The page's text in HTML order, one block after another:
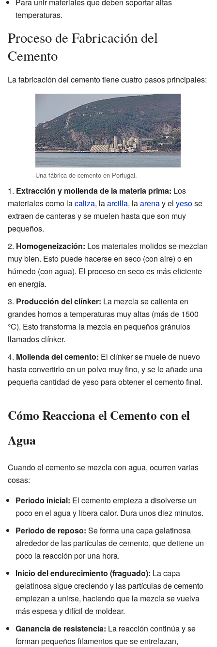
temperaturas.
Proceso de Fabricación del
Cemento
La fabricación del cemento tiene cuatro pasos principales:
Una fábrica de cemento en Portugal.
Extracción y molienda de la materia prima: Los
materiales como lacaliza, laarcilla, laarenay el yesose
extraen de canteras y se muelen hasta que son muy
pequeños.
Homogeneización: Los materiales molidos se mezclan
muy bien. Esto puede hacerse en seco (con aire) o en
húmedo (con agua). El proceso en seco es más eficiente
en energía.
Producción del clínker: La mezcla se calienta en
grandes hornos a temperaturas muy altas (más de 1500
°C). Esto transforma la mezcla en pequeños gránulos
llamados clínker.
Molienda del cemento: El clínker se muele de nuevo
hasta convertirlo en un polvo muy fino, y se le añade una
pequeña cantidad de yeso para obtener el cemento final.
Cómo Reacciona el Cemento con el
Agua
Cuando el cemento se mezcla con agua, ocurren varias
cosas:
Periodo inicial: El cemento empieza a disolverse un
poco en el agua y libera calor. Dura unos diez minutos.
Periodo de reposo: Se forma una capa gelatinosa
alrededor de las partículas de cemento, que detiene un
poco la reacción por una hora.
Inicio del endurecimiento (fraguado): La capa
gelatinosa sigue creciendo y las partículas de cemento
empiezan a unirse, haciendo que la mezcla se vuelva
más espesa y difícil de moldear.
Ganancia de resistencia: La reacción continúa y se
forman pequeños filamentos que se entrelazan,